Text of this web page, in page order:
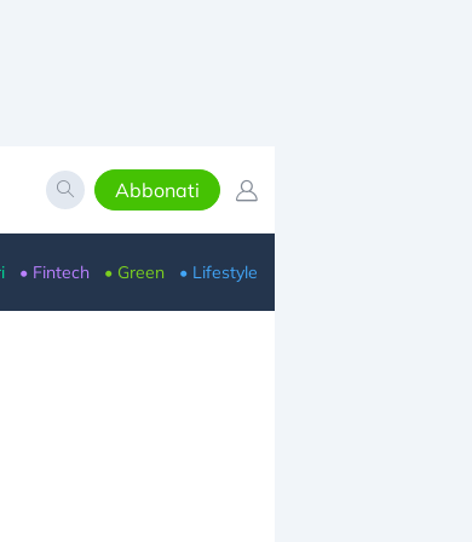
Abbonati
• Fintech • Green • Lifestyle